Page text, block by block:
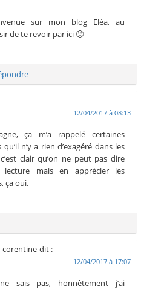
sur mon blog Eléa, au
de te revoir par ici 🙂
12/04/2017 à 08:13
ça m’a rappelé certaines
n’y a rien d’exagéré dans les
clair qu’on ne peut pas dire
lecture mais en apprécier les
ça oui.
corentine dit :
12/04/2017 à 17:07
sais pas, honnêtement j’ai